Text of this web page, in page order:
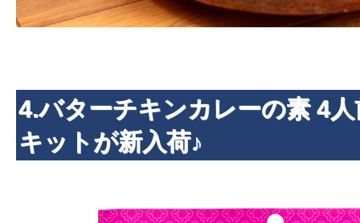
4.バターチキンカレーの素 4
キットが新入荷♪